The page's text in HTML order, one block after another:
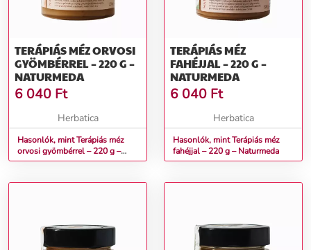
TERÁPIÁS MÉZ ORVOSI
GYÖMBÉRREL – 220 G –
NATURMEDA
6 040 Ft
Herbatica
Hasonlók, mint Terápiás méz
orvosi gyömbérrel – 220 g –
Naturmeda
TERÁPIÁS MÉZ
FAHÉJJAL – 220 G –
NATURMEDA
6 040 Ft
Herbatica
Hasonlók, mint Terápiás méz
fahéjjal – 220 g – Naturmeda